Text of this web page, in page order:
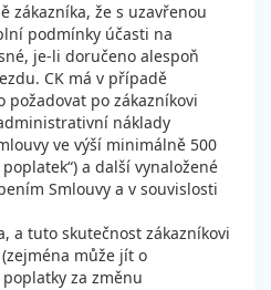
zákazníka, že s uzavřenou
podmínky účasti na
je-li doručeno alespoň
CK má v případě
požadovat po zákazníkovi
náklady
ve výší minimálně 500
a další vynaložené
Smlouvy a v souvislosti
a tuto skutečnost zákazníkovi
může jít o
za změnu